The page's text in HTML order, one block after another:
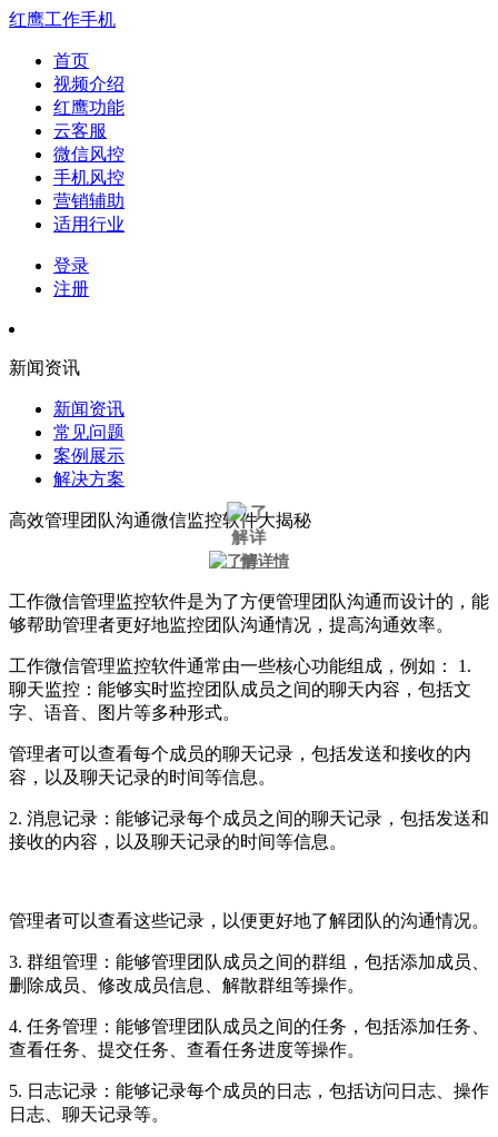
红鹰工作手机
首页
视频介绍
红鹰功能
云客服
微信风控
手机风控
营销辅助
适用行业
登录
注册
新闻资讯
新闻资讯
常见问题
案例展示
解决方案
高效管理团队沟通微信监控软件大揭秘
工作微信管理监控软件是为了方便管理团队沟通而设计的，能
够帮助管理者更好地监控团队沟通情况，提高沟通效率。
工作微信管理监控软件通常由一些核心功能组成，例如： 1.
聊天监控：能够实时监控团队成员之间的聊天内容，包括文
字、语音、图片等多种形式。
管理者可以查看每个成员的聊天记录，包括发送和接收的内
容，以及聊天记录的时间等信息。
2. 消息记录：能够记录每个成员之间的聊天记录，包括发送和
接收的内容，以及聊天记录的时间等信息。
管理者可以查看这些记录，以便更好地了解团队的沟通情况。
3. 群组管理：能够管理团队成员之间的群组，包括添加成员、
删除成员、修改成员信息、解散群组等操作。
4. 任务管理：能够管理团队成员之间的任务，包括添加任务、
查看任务、提交任务、查看任务进度等操作。
5. 日志记录：能够记录每个成员的日志，包括访问日志、操作
日志、聊天记录等。